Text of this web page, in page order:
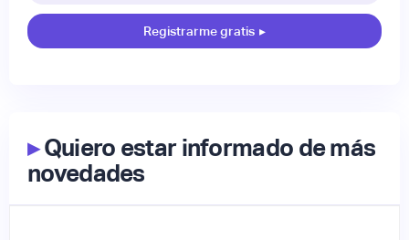
Registrarme gratis ▸
▸Quiero estar informado de más
novedades